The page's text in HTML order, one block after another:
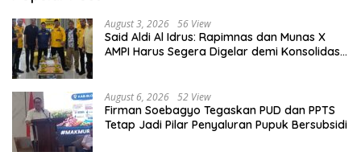
August 3, 2026 56 View
Said Aldi Al Idrus: Rapimnas dan Munas X
AMPI Harus Segera Digelar demi Konsolidasi
August 6, 2026 52 View
Firman Soebagyo Tegaskan PUD dan PPTS
Tetap Jadi Pilar Penyaluran Pupuk Bersubsidi